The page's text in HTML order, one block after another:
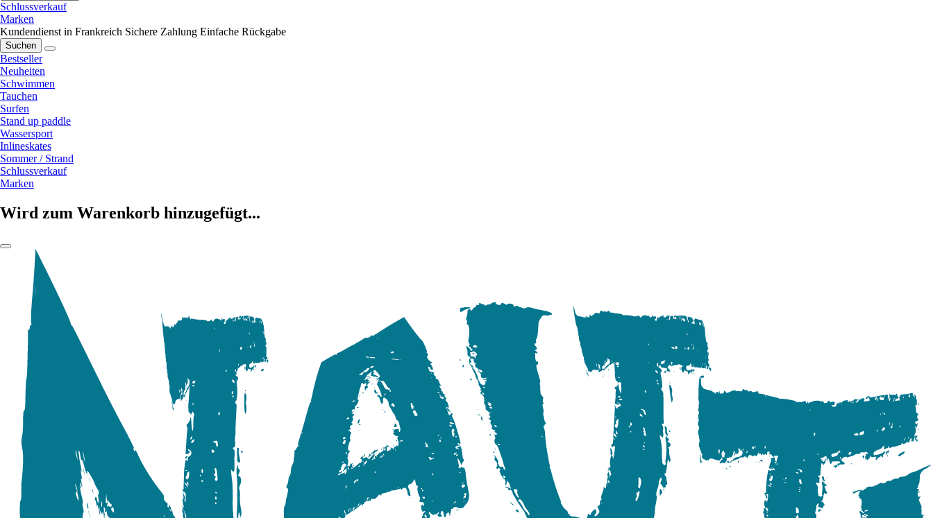
Schlussverkauf
Marken
Kundendienst in Frankreich Sichere Zahlung Einfache Rückgabe
Suchen
Bestseller
Neuheiten
Schwimmen
Tauchen
Surfen
Stand up paddle
Wassersport
Inlineskates
Sommer / Strand
Schlussverkauf
Marken
Wird zum Warenkorb hinzugefügt...